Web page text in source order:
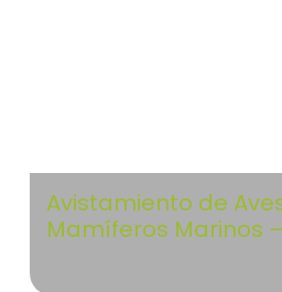
Avistamiento de
Mamíferos Marinos